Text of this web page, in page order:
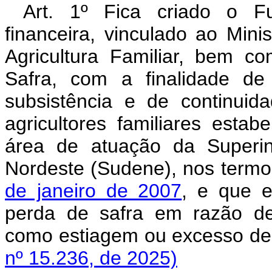
Art. 1º Fica criado o
financeira, vinculado ao
Agricultura Familiar, bem
Safra, com a finalidade de
subsistência e de
agricultores familiares
área de atuação da
Nordeste (Sudene), nos
de janeiro de 2007, e que
perda de safra em razão
como estiagem ou
nº 15.236, de 2025)